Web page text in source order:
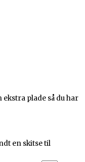
plade så du har
en skitse til